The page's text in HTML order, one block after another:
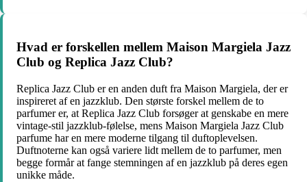
Hvad er forskellen mellem Maison Margiela Jazz
Club og Replica Jazz Club?
Replica Jazz Club er en anden duft fra Maison Margiela, der er
inspireret af en jazzklub. Den største forskel mellem de to
parfumer er, at Replica Jazz Club forsøger at genskabe en mere
vintage-stil jazzklub-følelse, mens Maison Margiela Jazz Club
parfume har en mere moderne tilgang til duftoplevelsen.
Duftnoterne kan også variere lidt mellem de to parfumer, men
begge formår at fange stemningen af en jazzklub på deres egen
unikke måde.